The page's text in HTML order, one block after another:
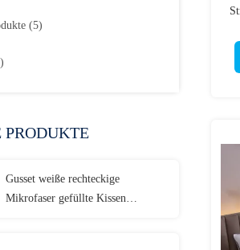
(5)
PRODUKTE
Gusset weiße rechteckige
Mikrofaser gefüllte Kissen